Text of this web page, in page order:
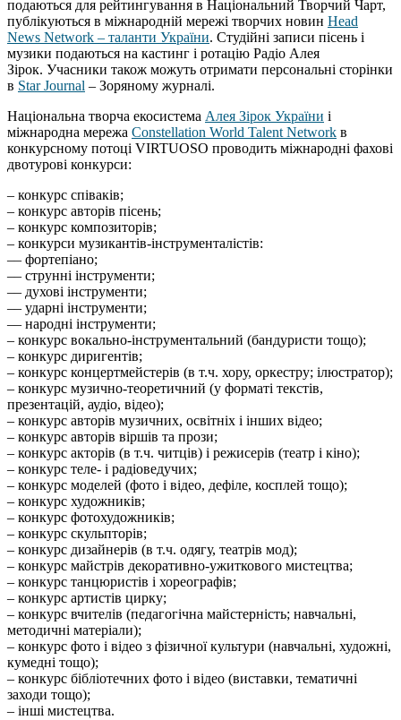
подаються для рейтингування в Національний Творчий Чарт,
публікуються в міжнародній мережі творчих новин Head
News Network – таланти України. Студійні записи пісень і
музики подаються на кастинг і ротацію Радіо Алея
Зірок. Учасники також можуть отримати персональні сторінки
в Star Journal – Зоряному журналі.
Національна творча екосистема Алея Зірок України і
міжнародна мережа Constellation World Talent Network в
конкурсному потоці VIRTUOSO проводить міжнародні фахові
двотурові конкурси:
– конкурс співаків;
– конкурс авторів пісень;
– конкурс композиторів;
– конкурси музикантів-інструменталістів:
–– фортепіано;
–– струнні інструменти;
–– духові інструменти;
–– ударні інструменти;
–– народні інструменти;
– конкурс вокально-інструментальний (бандуристи тощо);
– конкурс диригентів;
– конкурс концертмейстерів (в т.ч. хору, оркестру; ілюстратор);
– конкурс музично-теоретичний (у форматі текстів,
презентацій, аудіо, відео);
– конкурс авторів музичних, освітніх і інших відео;
– конкурс авторів віршів та прози;
– конкурс акторів (в т.ч. читців) і режисерів (театр і кіно);
– конкурс теле- і радіоведучих;
– конкурс моделей (фото і відео, дефіле, косплей тощо);
– конкурс художників;
– конкурс фотохудожників;
– конкурс скульпторів;
– конкурс дизайнерів (в т.ч. одягу, театрів мод);
– конкурс майстрів декоративно-ужиткового мистецтва;
– конкурс танцюристів і хореографів;
– конкурс артистів цирку;
– конкурс вчителів (педагогічна майстерність; навчальні,
методичні матеріали);
– конкурс фото і відео з фізичної культури (навчальні, художні,
кумедні тощо);
– конкурс бібліотечних фото і відео (виставки, тематичні
заходи тощо);
– інші мистецтва.